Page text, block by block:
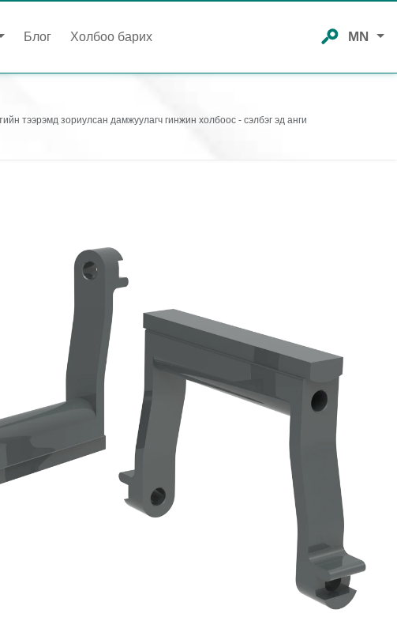
Блог Холбоо барих MN
тээрэмд зориулсан дамжуулагч гинжин холбоос - сэлбэг эд анги